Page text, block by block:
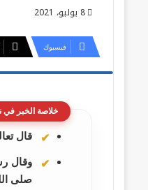
8 يوليو، 2021
فيسبوك
خلاصة الخبر في
قال
وقال
صلى